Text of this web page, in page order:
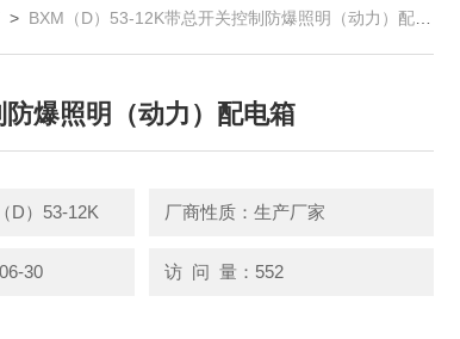
> BXM（D）53-12K带总开关控制防爆照明（动力）配电箱
爆照明（动力）配电箱
D）53-12K 厂商性质：生产厂家
30 访 问 量：552